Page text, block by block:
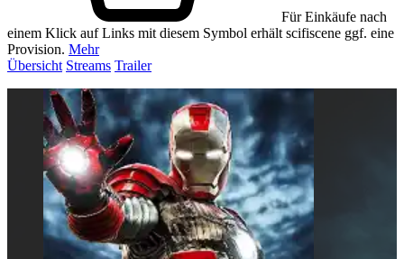
Für Einkäufe nach
einem Klick auf Links mit diesem Symbol erhält scifiscene ggf. eine
Provision. Mehr
Übersicht Streams Trailer